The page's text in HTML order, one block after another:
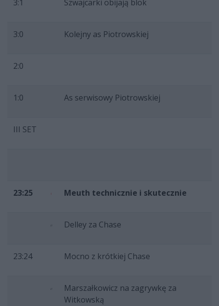
3:1 Szwajcarki obijają blok
3:0 Kolejny as Piotrowskiej
2:0
1:0 As serwisowy Piotrowskiej
III SET
23:25 Meuth technicznie i skutecznie
Delley za Chase
23:24 Mocno z krótkiej Chase
Marszałkowicz na zagrywkę za
Witkowską